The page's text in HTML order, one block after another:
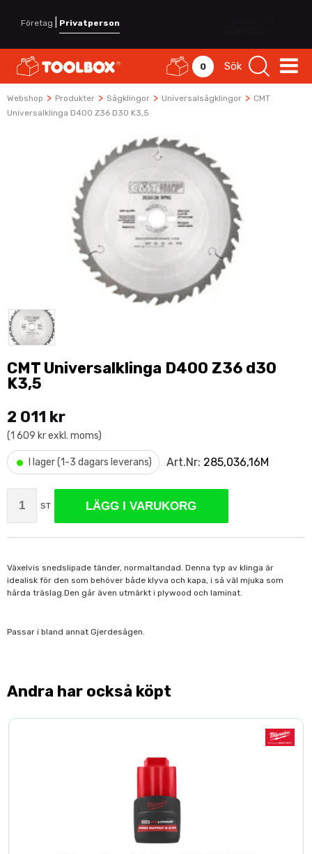
Företag Privatperson
0 Sök
Webshop > Produkter > Sågklingor > Universalsågklingor > CMT
Universalklinga D400 Z36 D30 K3,5
CMT Universalklinga D400 Z36 d30
K3,5
2 011 kr
(1 609 kr exkl. moms)
• I lager (1-3 dagars leverans) Art.Nr: 285,036,16M
ST LÄGG I VARUKORG
Växelvis snedslipade tänder, normaltandad. Denna typ av klinga är
idealisk för den som behöver både klyva och kapa, i så väl mjuka som
hårda träslag.Den går även utmärkt i plywood och laminat.
Passar i bland annat Gjerdesågen.
Andra har också köpt